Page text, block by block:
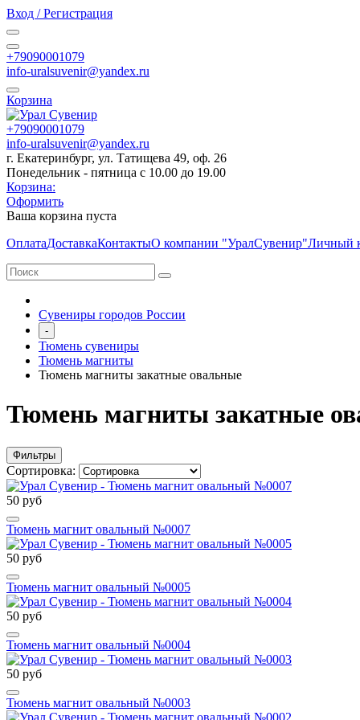
Вход / Регистрация
+79090001079
info-uralsuvenir@yandex.ru
Корзина
+79090001079
info-uralsuvenir@yandex.ru
г. Екатеринбург, ул. Татищева 49, оф. 26
Понедельник - пятница с 10.00 до 19.00
Корзина:
Оформить
Ваша корзина пуста
ОплатаДоставкаКонтактыО компании "УралСувенир"Личный
Сувениры городов России
-
Тюмень сувениры
Тюмень магниты
Тюмень магниты закатные овальные
Тюмень магниты закатные
Фильтры
Сортировка:
50 руб
Тюмень магнит овальный №0007
50 руб
Тюмень магнит овальный №0005
50 руб
Тюмень магнит овальный №0004
50 руб
Тюмень магнит овальный №0003